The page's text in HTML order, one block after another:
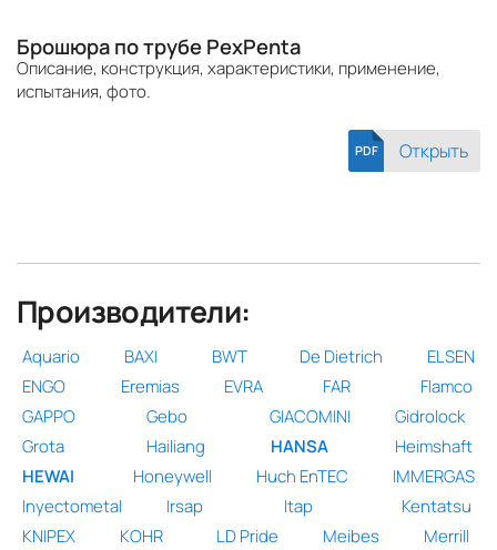
Брошюра по трубе PexPenta
Описание, конструкция, характеристики, применение,
испытания, фото.
PDF Открыть
Производители:
Aquario BAXI BWT De Dietrich
ELSEN
ENGO
Eremias EVRA FAR
Flamco
GAPPO
Gebo GIACOMINI
Gidrolock
Grota
Hailiang HANSA
Heimshaft
HEWAI
Honeywell Huch EnTEC
IMMERGAS
Inyectometal
Irsap Itap
Kentatsu
KNIPEX
KOHR LD Pride Meibes
Merrill